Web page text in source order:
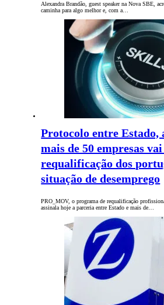
Alexandra Brandão, guest speaker na Nova SBE,
caminha para algo melhor e, com a…
Protocolo entre Estado,
mais de 50 empresas
requalificação dos
situação de desemprego
PRO_MOV, o programa de requalificação
assinala hoje a parceria entre Estado e mais de…